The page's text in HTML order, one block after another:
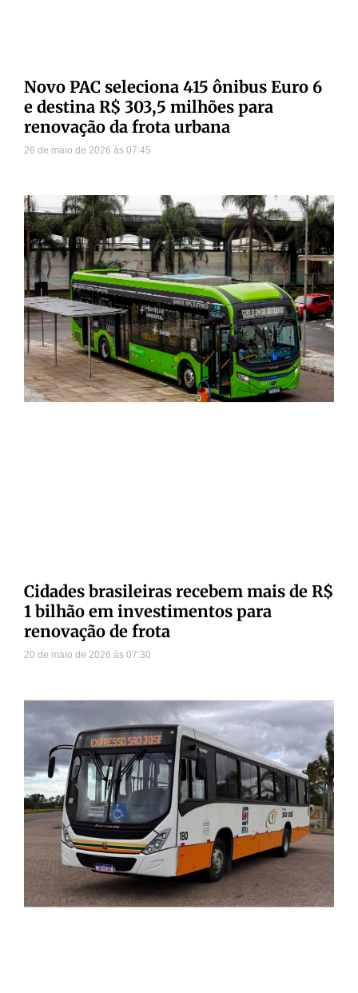
Novo PAC seleciona 415 ônibus Euro 6
e destina R$ 303,5 milhões para
renovação da frota urbana
26 de maio de 2026 07:45
Cidades brasileiras recebem mais de R$
1 bilhão em investimentos para
renovação de frota
20 de maio de 2026 07:30